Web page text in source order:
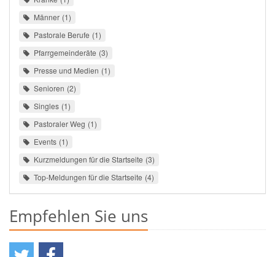
Männer 1
Pastorale Berufe 1
Pfarrgemeinderäte 3
Presse und Medien 1
Senioren 2
Singles 1
Pastoraler Weg 1
Events 1
Kurzmeldungen für die Startseite 3
Top-Meldungen für die Startseite 4
Empfehlen Sie uns